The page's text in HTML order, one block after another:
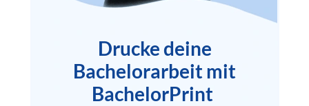
Drucke deine
Bachelorarbeit mit
BachelorPrint